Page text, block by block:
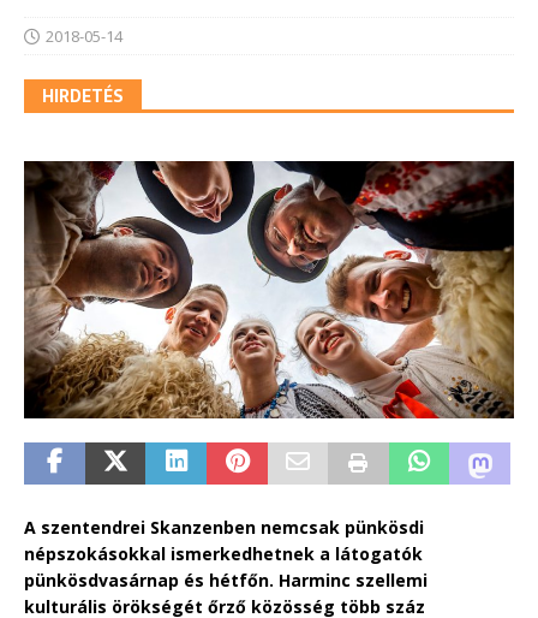
2018-05-14
HIRDETÉS
A szentendrei Skanzenben nemcsak pünkösdi
népszokásokkal ismerkedhetnek a látogatók
pünkösdvasárnap és hétfőn. Harminc szellemi
kulturális örökségét őrző közösség több száz